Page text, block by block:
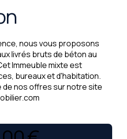
nous vous proposons
livrés bruts de béton au
Immeuble mixte est
bureaux et d'habitation.
de nos offres sur notre site